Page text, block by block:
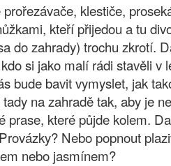
klestiče,
kteří přijedou a tu
do zahrady) trochu zkrotí.
si jako malí rádi stavěli v
bude bavit vymyslet, jak
na zahradě tak, aby je
prase, které půjde kolem.
Nebo popnout
nebo jasmínem?